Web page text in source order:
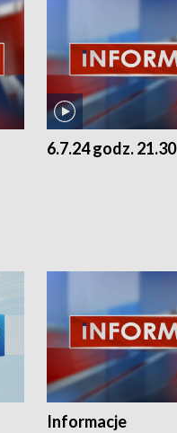
6.7.24 godz. 21.30
Informacje